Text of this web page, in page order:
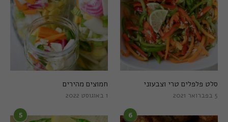
חמוצים מהירים
1 באוגוסט 2022
סלט פלפלים טרי וצבעוני
5 בפברואר 2021
5 6